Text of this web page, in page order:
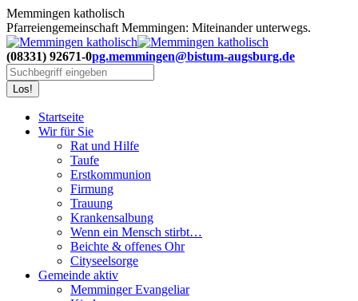
Zum
Inhalt
springen
Memmingen katholisch
Pfarreiengemeinschaft Memmingen: Miteinander unterwegs.
(08331) 92671-0pg.memmingen@bistum-augsburg.de
Search:
Startseite
Wir für Sie
Rat und Hilfe
Taufe
Erstkommunion
Firmung
Trauung
Krankensalbung
Wenn ein Mensch stirbt…
Beichte & offenes Ohr
Cityseelsorge
Gemeinde aktiv
Memminger Evangeliar